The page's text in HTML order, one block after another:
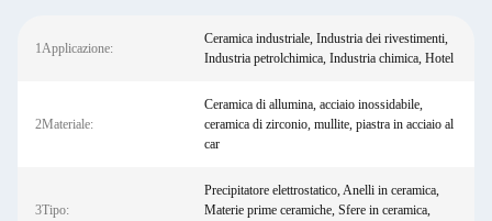
1Applicazione:
Ceramica industriale, Industria dei rivestimenti,
Industria petrolchimica, Industria chimica, Hotel
2Materiale:
Ceramica di allumina, acciaio inossidabile,
ceramica di zirconio, mullite, piastra in acciaio al
car
3Tipo:
Precipitatore elettrostatico, Anelli in ceramica,
Materie prime ceramiche, Sfere in ceramica,